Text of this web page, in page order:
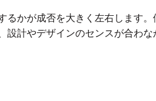
かが成否を大きく左右します
計やデザインのセンスが合わ